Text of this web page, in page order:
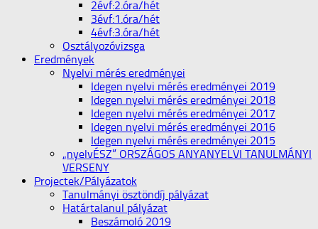
2évf:2.óra/hét
3évf:1.óra/hét
4évf:3.óra/hét
Osztályozóvizsga
Eredmények
Nyelvi mérés eredményei
Idegen nyelvi mérés eredményei 2019
Idegen nyelvi mérés eredményei 2018
Idegen nyelvi mérés eredményei 2017
Idegen nyelvi mérés eredményei 2016
Idegen nyelvi mérés eredményei 2015
„nyelvÉSZ” ORSZÁGOS ANYANYELVI TANULMÁNYI
VERSENY
Projectek/Pályázatok
Tanulmányi ösztöndíj pályázat
Határtalanul pályázat
Beszámoló 2019